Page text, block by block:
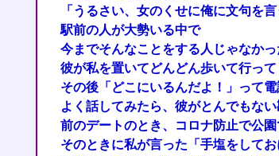
「うるさい、女のくせに俺に文句を
駅前の人が大勢いる中で
今までそんなことをする人じゃなか
彼が私を置いてどんどん歩いて行っ
その後「どこにいるんだよ！」って
よく話してみたら、彼がとんでもな
前のデートのとき、コロナ防止で公
そのときに私が言った「手塩をして